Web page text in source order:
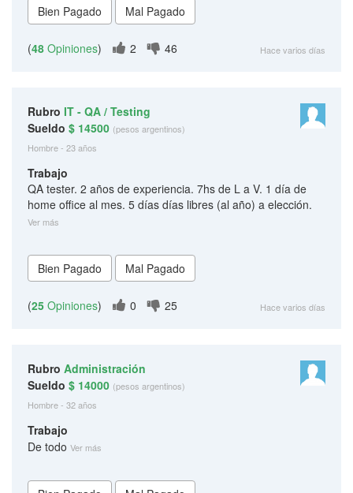
(48 Opiniones) 2 46 Hace varios días
Rubro IT - QA / Testing
Sueldo $ 14500 (pesos argentinos)
Hombre - 23 años
Trabajo
QA tester. 2 años de experiencia. 7hs de L a V. 1 día de
home office al mes. 5 días días libres (al año) a elección.
Ver más
(25 Opiniones) 0 25 Hace varios días
Rubro Administración
Sueldo $ 14000 (pesos argentinos)
Hombre - 32 años
Trabajo
De todo Ver más